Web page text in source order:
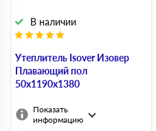
Утеплитель Isover Изовер
Плавающий пол
50х1190х1380
В наличии
Показать
информацию